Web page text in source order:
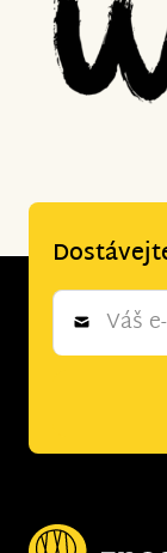
Newsletter